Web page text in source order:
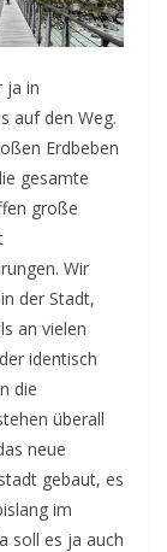
ja in
auf den Weg.
Erdbeben
gesamte
große
Wir
der Stadt,
an vielen
identisch
die
überall
neue
gebaut, es
im
soll es ja auch